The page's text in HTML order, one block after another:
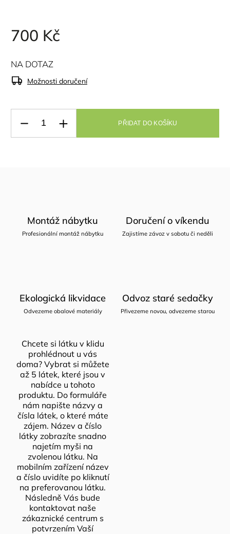
700 Kč
NA DOTAZ
Možnosti doručení
PŘIDAT DO KOŠÍKU
Montáž nábytku
Profesionální montáž nábytku
Doručení o víkendu
Zajistíme závoz v sobotu či neděli
Ekologická likvidace
Odvezeme obalové materiály
Odvoz staré sedačky
Přivezeme novou, odvezeme starou
Chcete si látku v klidu
prohlédnout u vás
doma? Vybrat si můžete
až 5 látek, které jsou v
nabídce u tohoto
produktu. Do formuláře
nám napište názvy a
čísla látek, o které máte
zájem. Název a číslo
látky zobrazíte snadno
najetím myši na
zvolenou látku. Na
mobilním zařízení název
a číslo uvidíte po kliknutí
na preferovanou látku.
Následně Vás bude
kontaktovat naše
zákaznické centrum s
potvrzením Vaší